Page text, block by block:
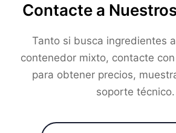
Contacte a
Tanto si busca ingredientes
contenedor mixto, contacte
para obtener precios,
soporte técnico.